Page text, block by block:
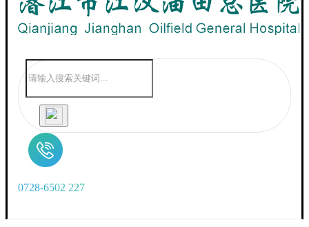
0728-6502 227